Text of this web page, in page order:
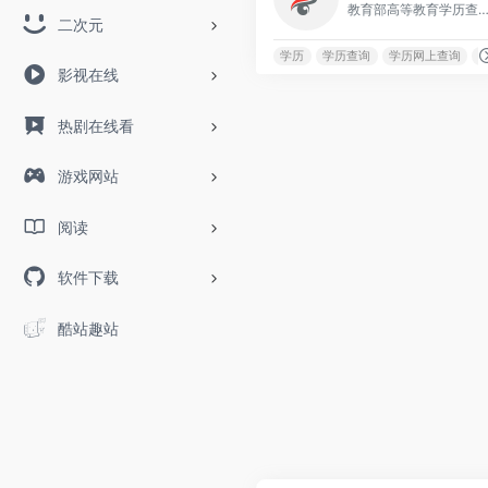
二次元
影视在线
热剧在线看
游戏网站
阅读
软件下载
酷站趣站
教育部高等教育学历查询网站是一个权威的平台，提供全国范围内各类高等教育学历证书的信息。
学历 学历查询 学历网上查询